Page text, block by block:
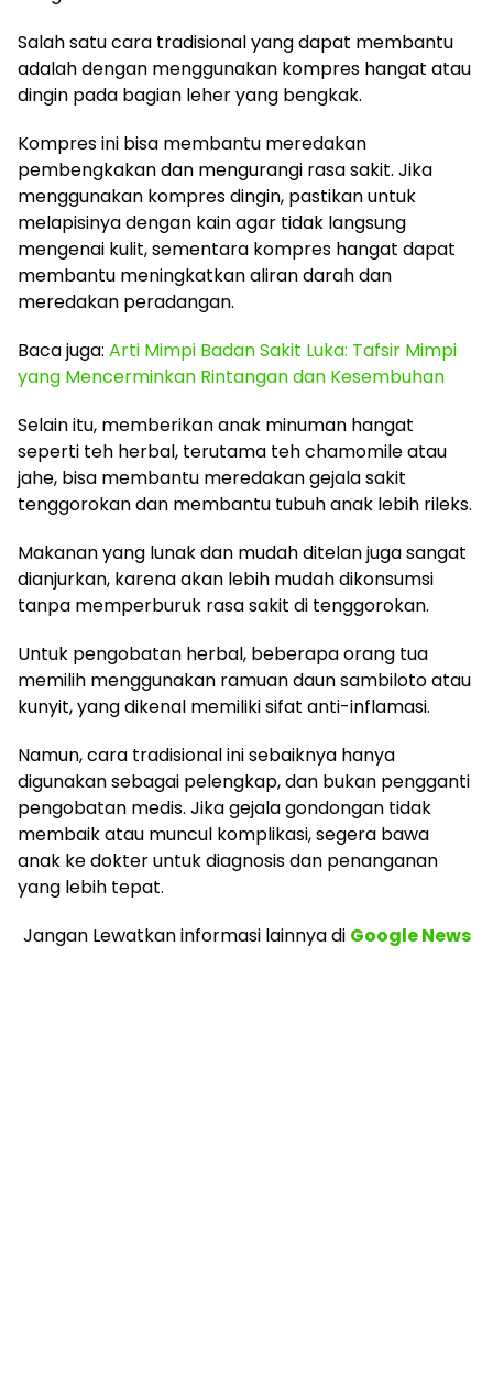
Salah satu cara tradisional yang dapat membantu
adalah dengan menggunakan kompres hangat atau
dingin pada bagian leher yang bengkak.
Kompres ini bisa membantu meredakan
pembengkakan dan mengurangi rasa sakit. Jika
menggunakan kompres dingin, pastikan untuk
melapisinya dengan kain agar tidak langsung
mengenai kulit, sementara kompres hangat dapat
membantu meningkatkan aliran darah dan
meredakan peradangan.
Baca juga: Arti Mimpi Badan Sakit Luka: Tafsir Mimpi
yang Mencerminkan Rintangan dan Kesembuhan
Selain itu, memberikan anak minuman hangat
seperti teh herbal, terutama teh chamomile atau
jahe, bisa membantu meredakan gejala sakit
tenggorokan dan membantu tubuh anak lebih rileks.
Makanan yang lunak dan mudah ditelan juga sangat
dianjurkan, karena akan lebih mudah dikonsumsi
tanpa memperburuk rasa sakit di tenggorokan.
Untuk pengobatan herbal, beberapa orang tua
memilih menggunakan ramuan daun sambiloto atau
kunyit, yang dikenal memiliki sifat anti-inflamasi​​.
Namun, cara tradisional ini sebaiknya hanya
digunakan sebagai pelengkap, dan bukan pengganti
pengobatan medis. Jika gejala gondongan tidak
membaik atau muncul komplikasi, segera bawa
anak ke dokter untuk diagnosis dan penanganan
yang lebih tepat.
Jangan Lewatkan informasi lainnyadi Google News